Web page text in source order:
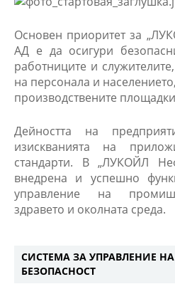
Основен приоритет за
АД е да осигури
работниците и
на персонала и
производствените
Дейността на
изискванията на
стандарти. В „ЛУКОЙЛ
внедрена и успешно
управление на
здравето и околната среда.
СИСТЕМА ЗА УПРАВЛЕНИЕ
БЕЗОПАСНОСТ